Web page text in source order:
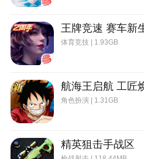
修复了一些问题,变的更好
王牌竞速 赛车新
体育竞技 | 1.93GB
航海王启航 工匠
角色扮演 | 1.31GB
精英狙击手战区